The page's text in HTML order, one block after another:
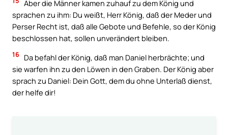
Aber die Männer kamen zuhauf zu dem König und
sprachen zu ihm: Du weißt, Herr König, daß der Meder und
Perser Recht ist, daß alle Gebote und Befehle, so der König
beschlossen hat, sollen unverändert bleiben.
16 Da befahl der König, daß man Daniel herbrächte; und
sie warfen ihn zu den Löwen in den Graben. Der König aber
sprach zu Daniel: Dein Gott, dem du ohne Unterlaß dienst,
der helfe dir!